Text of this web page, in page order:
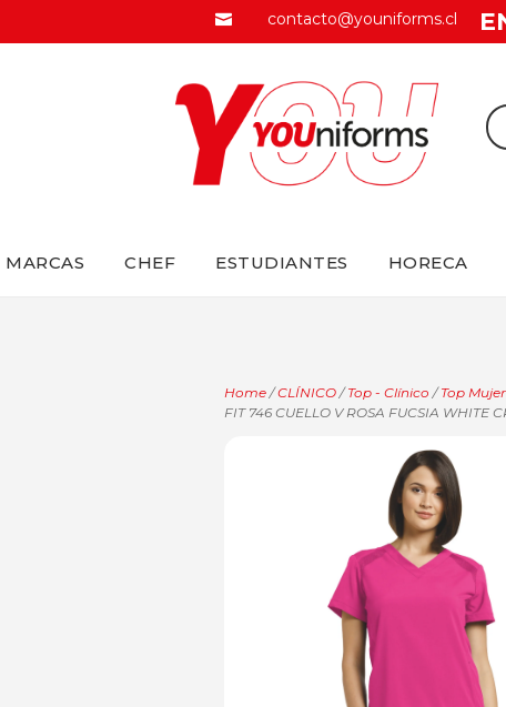
 contacto@youniforms.cl
MARCAS CHEF ESTUDIANTES HORECA
Home/CLÍNICO/Top - Clínico /Top
FIT 746 CUELLO V ROSA FUCSIA WHITE